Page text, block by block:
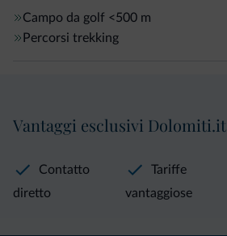
Campo da golf <500 m
Percorsi trekking
Vantaggi esclusivi Dolomiti.it
Contatto
diretto
Tariffe
vantaggiose